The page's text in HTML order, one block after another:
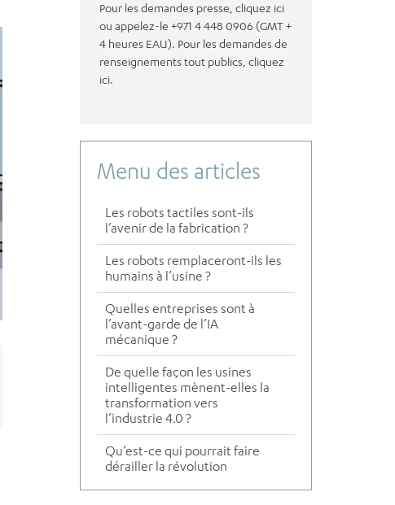
Pour les demandes presse, cliquez ici
ou appelez-le +971 4 448 0906 (GMT +
4 heures EAU). Pour les demandes de
renseignements tout publics, cliquez
ici.
Menu des articles
Les robots tactiles sont-ils
l’avenir de la fabrication ?
Les robots remplaceront-ils les
humains à l’usine ?
Quelles entreprises sont à
l’avant-garde de l’IA
mécanique ?
De quelle façon les usines
intelligentes mènent-elles la
transformation vers
l’industrie 4.0 ?
Qu’est-ce qui pourrait faire
dérailler la révolution